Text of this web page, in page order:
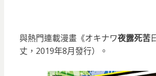
與熱門連載漫畫《オキナワ夜露死苦
丈，2019年8月發行）。